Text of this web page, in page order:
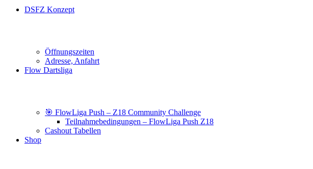
DSFZ Konzept
Öffnungszeiten
Adresse, Anfahrt
Flow Dartsliga
🎯 FlowLiga Push – Z18 Community Challenge
Teilnahmebedingungen – FlowLiga Push Z18
Cashout Tabellen
Shop